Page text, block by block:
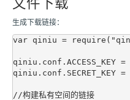
生成下载链接：
var qiniu =
qiniu.conf.ACCESS_KEY
qiniu.conf.SECRET_KEY
//构建私有空间的链接